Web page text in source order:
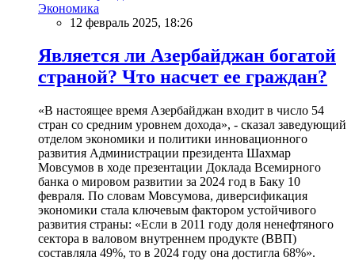
Экономика
12 февраль 2025, 18:26
Является ли Азербайджан богатой
страной? Что насчет ее граждан?
«В настоящее время Азербайджан входит в число 54
стран со средним уровнем дохода», - сказал заведующий
отделом экономики и политики инновационного
развития Администрации президента Шахмар
Мовсумов в ходе презентации Доклада Всемирного
банка о мировом развитии за 2024 год в Баку 10
февраля. По словам Мовсумова, диверсификация
экономики стала ключевым фактором устойчивого
развития страны: «Если в 2011 году доля ненефтяного
сектора в валовом внутреннем продукте (ВВП)
составляла 49%, то в 2024 году она достигла 68%».